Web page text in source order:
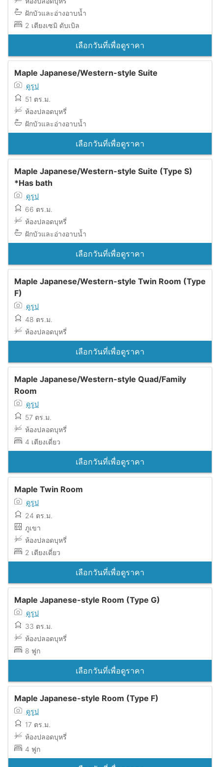
ฝักบัวและอ่างอาบน้ำ
2 เตียงเซมิ ดับเบิล
เลือกวันที่เพื่อดูราคา
Maple Japanese/Western-style Suite
ดูรูป
51 ตร.ม.
ห้องปลอดบุหรี่
ฝักบัวและอ่างอาบน้ำ
เลือกวันที่เพื่อดูราคา
Maple Japanese/Western-style Suite (Type S)
*Has bath
ดูรูป
66 ตร.ม.
ห้องปลอดบุหรี่
ฝักบัวและอ่างอาบน้ำ
เลือกวันที่เพื่อดูราคา
Maple Japanese/Western-style Twin Room (Type
F)
ดูรูป
48 ตร.ม.
ห้องปลอดบุหรี่
เลือกวันที่เพื่อดูราคา
Maple Japanese/Western-style Quad/Family
Room
ดูรูป
57 ตร.ม.
ห้องปลอดบุหรี่
4 เตียงเดี่ยว
เลือกวันที่เพื่อดูราคา
Maple Twin Room
ดูรูป
24 ตร.ม.
ภูเขา
ห้องปลอดบุหรี่
2 เตียงเดี่ยว
เลือกวันที่เพื่อดูราคา
Maple Japanese-style Room (Type G)
ดูรูป
33 ตร.ม.
ห้องปลอดบุหรี่
8 ฟูก
เลือกวันที่เพื่อดูราคา
Maple Japanese-style Room (Type F)
ดูรูป
17 ตร.ม.
ห้องปลอดบุหรี่
4 ฟูก